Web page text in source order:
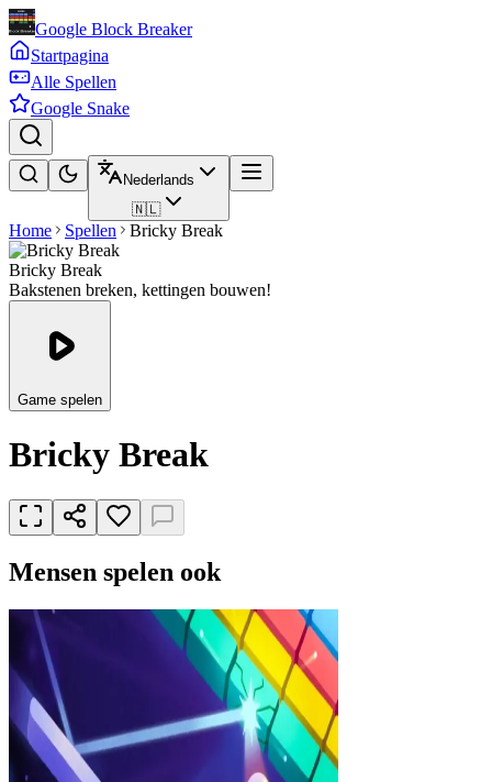
Google Block Breaker
Startpagina
Alle Spellen
Google Snake
Nederlands
🇳🇱
Home Spellen Bricky Break
Bricky Break
Bakstenen breken, kettingen bouwen!
Game spelen
Bricky Break
Mensen spelen ook